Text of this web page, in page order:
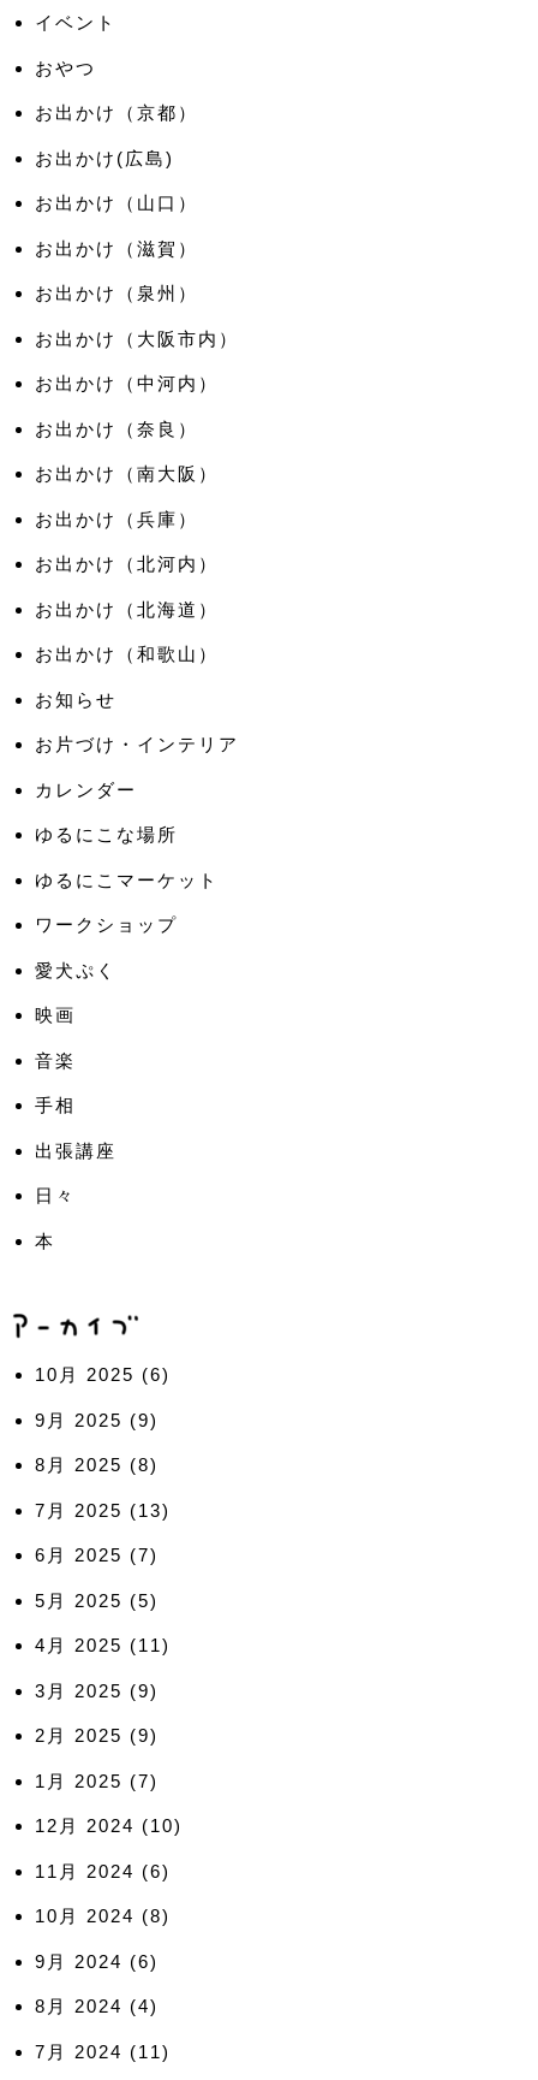
イベント
おやつ
お出かけ（京都）
お出かけ(広島)
お出かけ（山口）
お出かけ（滋賀）
お出かけ（泉州）
お出かけ（大阪市内）
お出かけ（中河内）
お出かけ（奈良）
お出かけ（南大阪）
お出かけ（兵庫）
お出かけ（北河内）
お出かけ（北海道）
お出かけ（和歌山）
お知らせ
お片づけ・インテリア
カレンダー
ゆるにこな場所
ゆるにこマーケット
ワークショップ
愛犬ぷく
映画
音楽
手相
出張講座
日々
本
10月 2025 (6)
9月 2025 (9)
8月 2025 (8)
7月 2025 (13)
6月 2025 (7)
5月 2025 (5)
4月 2025 (11)
3月 2025 (9)
2月 2025 (9)
1月 2025 (7)
12月 2024 (10)
11月 2024 (6)
10月 2024 (8)
9月 2024 (6)
8月 2024 (4)
7月 2024 (11)